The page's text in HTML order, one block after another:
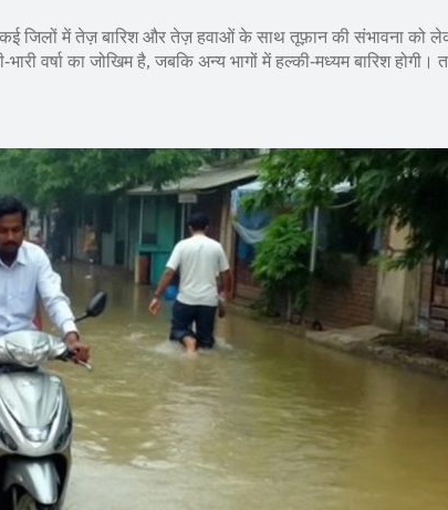
कई जिलों में तेज़ बारिश और तेज़ हवाओं के साथ तूफ़ान की संभावना को
वर्षा का जोखिम है, जबकि अन्य भागों में हल्की‑मध्यम बारिश होगी।